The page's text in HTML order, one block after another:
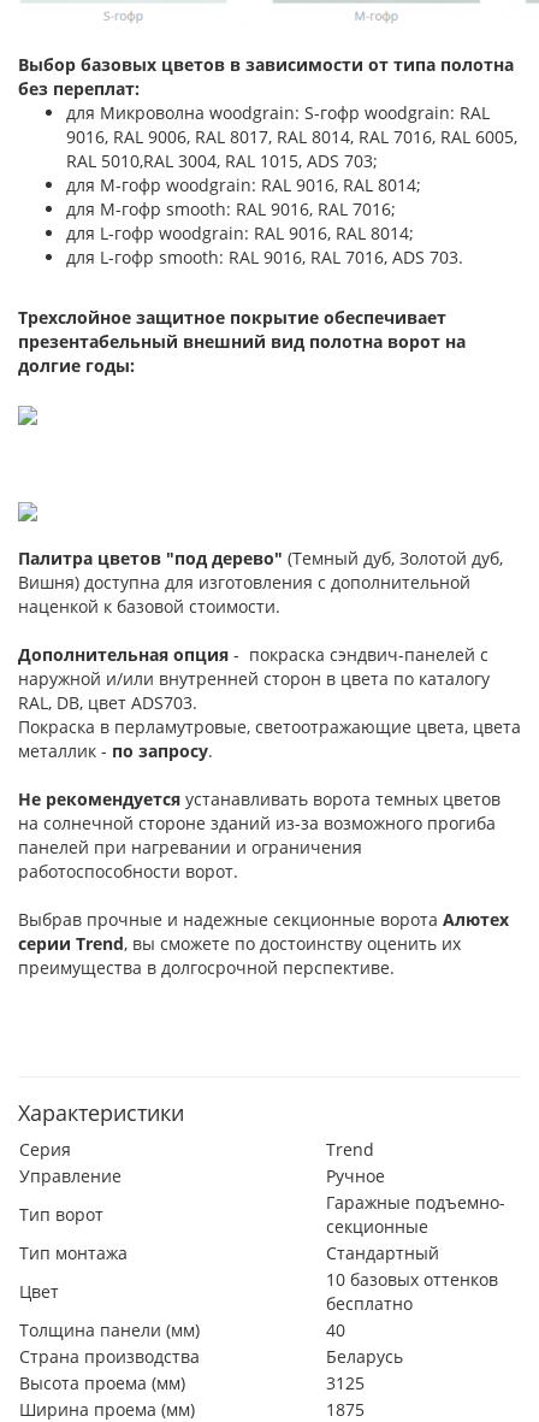
Выбор базовых цветов в зависимости от типа полотна
без переплат:
для Микроволна woodgrain: S-гофр woodgrain: RAL
9016, RAL 9006, RAL 8017, RAL 8014, RAL 7016, RAL 6005,
RAL 5010,RAL 3004, RAL 1015, ADS 703;
для М-гофр woodgrain: RAL 9016, RAL 8014;
для М-гофр smooth: RAL 9016, RAL 7016;
для L-гофр woodgrain: RAL 9016, RAL 8014;
для L-гофр smooth: RAL 9016, RAL 7016, ADS 703.
Трехслойное защитное покрытие обеспечивает
презентабельный внешний вид полотна ворот на
долгие годы:
Палитра цветов "под дерево" (Темный дуб, Золотой дуб,
Вишня) доступна для изготовления с дополнительной
наценкой к базовой стоимости.
Дополнительная опция - покраска сэндвич-панелей с
наружной и/или внутренней сторон в цвета по каталогу
RAL, DB, цвет ADS703.
Покраска в перламутровые, светоотражающие цвета, цвета
металлик - по запросу.
Не рекомендуется устанавливать ворота темных цветов
на солнечной стороне зданий из-за возможного прогиба
панелей при нагревании и ограничения
работоспособности ворот.
Выбрав прочные и надежные секционные ворота Алютех
серии Trend, вы сможете по достоинству оценить их
преимущества в долгосрочной перспективе.
Характеристики
Серия
Trend
Управление
Ручное
Тип ворот
Гаражные подъемно-
секционные
Тип монтажа
Стандартный
Цвет
10 базовых оттенков
бесплатно
Толщина панели (мм)
40
Страна производства
Беларусь
Высота проема (мм)
3125
Ширина проема (мм)
1875